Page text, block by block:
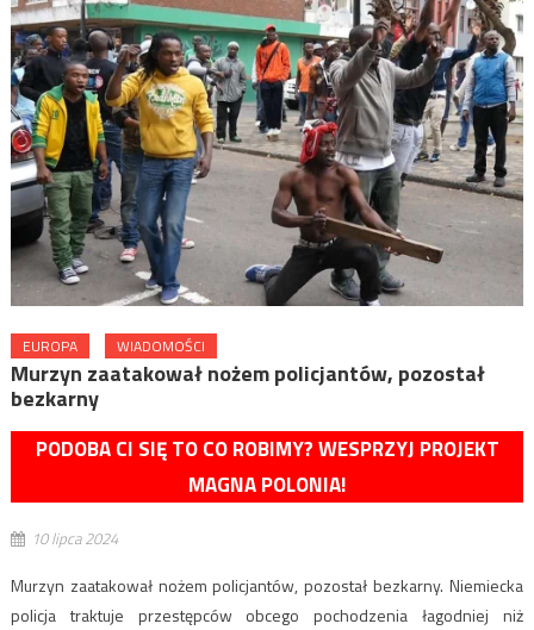
EUROPA WIADOMOŚCI
Murzyn zaatakował nożem policjantów, pozostał
bezkarny
PODOBA CI SIĘ TO CO ROBIMY? WESPRZYJ PROJEKT
MAGNA POLONIA!
10 lipca 2024
Murzyn zaatakował nożem policjantów, pozostał bezkarny. Niemiecka
policja traktuje przestępców obcego pochodzenia łagodniej niż